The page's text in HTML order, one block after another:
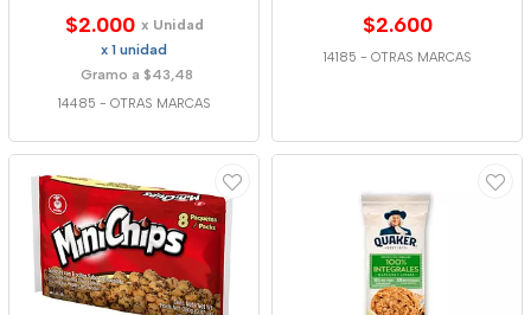
$2.000 x Unidad
x 1 unidad
Gramo a $43,48
14485 - OTRAS MARCAS
$2.600
14185 - OTRAS MARCAS